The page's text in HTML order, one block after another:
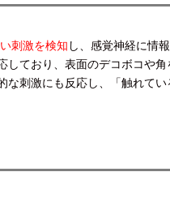
刺激を検知 し、感覚神経に情
しており、表面のデコボコや
な刺激にも反応し、「触れて